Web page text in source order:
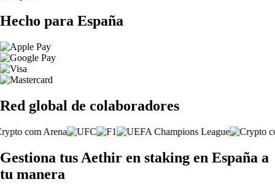
Hecho para España
Red global de colaboradores
Gestiona tus Aethir en staking en España a
tu manera